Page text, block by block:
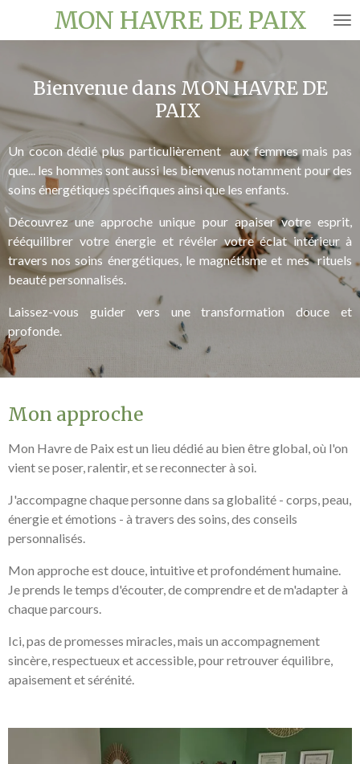
principal
MON HAVRE DE PAIX
Bienvenue dans MON HAVRE DE
PAIX
Un cocon dédié plus particulièrement aux femmes mais pas
que... les hommes sont aussi les bienvenus notamment pour des
soins énergétiques spécifiques ainsi que les enfants.
Découvrez une approche unique pour apaiser votre esprit,
rééquilibrer votre énergie et révéler votre éclat intérieur à
travers nos soins énergétiques, le magnétisme et mes rituels
beauté personnalisés.
Laissez-vous guider vers une transformation douce et
profonde.
Mon approche
Mon Havre de Paix est un lieu dédié au bien être global, où l'on
vient se poser, ralentir, et se reconnecter à soi.
J'accompagne chaque personne dans sa globalité - corps, peau,
énergie et émotions - à travers des soins, des conseils
personnalisés.
Mon approche est douce, intuitive et profondément humaine.
Je prends le temps d'écouter, de comprendre et de m'adapter à
chaque parcours.
Ici, pas de promesses miracles, mais un accompagnement
sincère, respectueux et accessible, pour retrouver équilibre,
apaisement et sérénité.